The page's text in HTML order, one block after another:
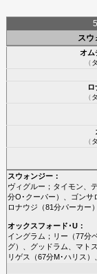
スウ
オム
（
（
（
スウォンジー：
ヴィグルー ； タイモン
分O･クーパー ）、 ゴンサ
ロナウジ （81分パーカー
オックスフォード･U：
イングラム ； リー （77分
グ）、 グッドラム マトス
リゲス
（67分M･ハリス ）、